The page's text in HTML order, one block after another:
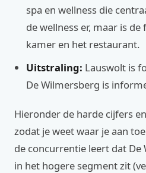
spa en wellness die
de wellness er, maar is
kamer en het restaurant.
Uitstraling: Lauswolt is
De Wilmersberg is
Hieronder de harde cijfers
zodat je weet waar je aan
de concurrentie leert dat
in het hogere segment zit